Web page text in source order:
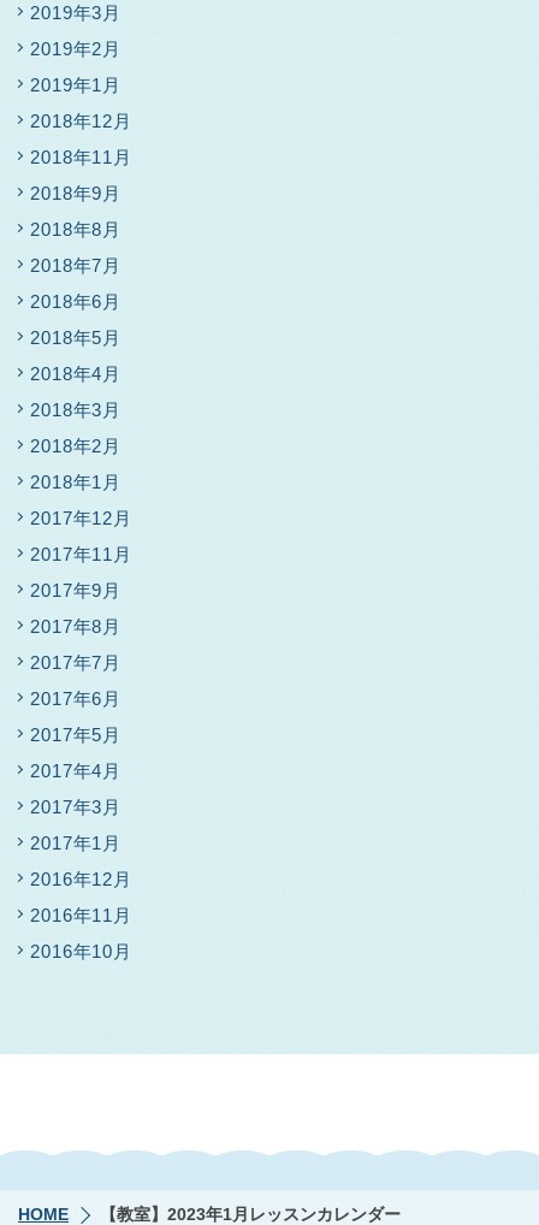
2019年3月
2019年2月
2019年1月
2018年12月
2018年11月
2018年9月
2018年8月
2018年7月
2018年6月
2018年5月
2018年4月
2018年3月
2018年2月
2018年1月
2017年12月
2017年11月
2017年9月
2017年8月
2017年7月
2017年6月
2017年5月
2017年4月
2017年3月
2017年1月
2016年12月
2016年11月
2016年10月
HOME 【教室】2023年1月レッスンカレンダー